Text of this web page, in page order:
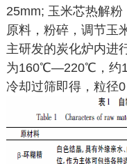
25mm; 玉米芯热解
原料，粉碎，调节玉
主研发的炭化炉内进
为160℃—220℃，约
冷却过筛即得，粒径0